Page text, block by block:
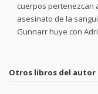
cuerpos pertenezcan
asesinato de la
Gunnarr huye con
Otros libros del autor